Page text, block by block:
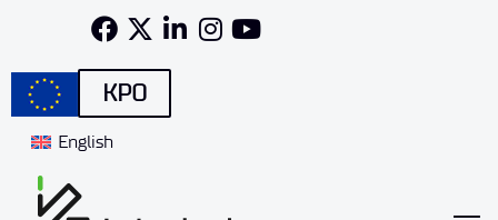
KPO
English